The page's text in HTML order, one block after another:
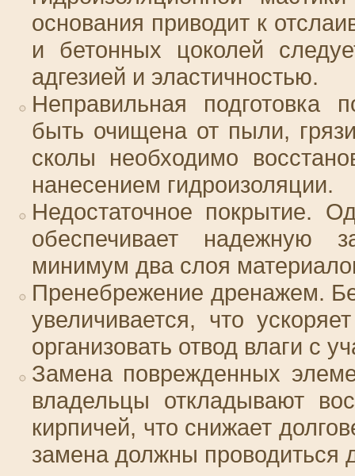
основания приводит к
и бетонных цоколей
адгезией и эластичностью.
Неправильная подготовка
быть очищена от пыли,
сколы необходимо
нанесением гидроизоляции.
Недостаточное покрытие.
обеспечивает надежную
минимум два слоя
Пренебрежение дренажем.
увеличивается, что
организовать отвод влаги с
Замена поврежденных
владельцы откладывают
кирпичей, что снижает
замена должны проводиться